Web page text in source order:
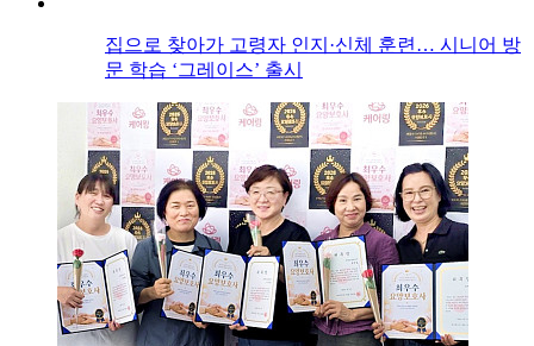
집으로 찾아가 고령자 인지·신체 훈련… 시니어 방
문 학습 ‘그레이스’ 출시